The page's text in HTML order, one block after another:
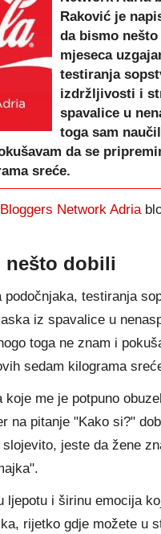
Raković je
da bismo
mjeseca
testiranja
izdržljivosti i
spavalice u
toga sam
da se
sreće.
Network Adria
nešto dobili
podočnjaka, testiranja
iz spavalice u
toga ne znam i
sedam kilograma
me je potpuno
na pitanje "Kako si?"
jeste da žene
ljepotu i širinu emocija
rijetko gdje možete u